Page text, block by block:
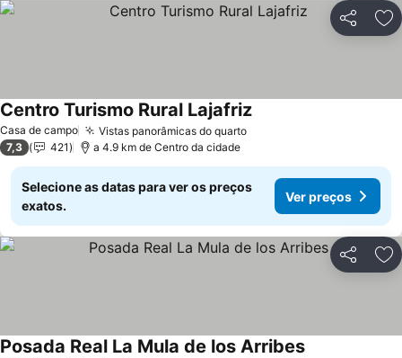
Partilhar
Casa de campo Vistas panorâmicas do quarto
Centro Turismo Rural Lajafriz
7,3 421 a 4.9 km de Centro da cidade
Selecione as datas para ver os preços
exatos.
Ver preços
Partilhar
Posada Real La Mula de los Arribes